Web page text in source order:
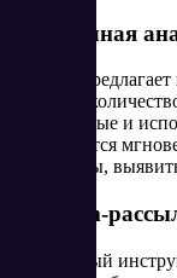
Прозрачная
Wordom
времени:
начисленные и
обновляются
программы,
Telegram-
Встроенный